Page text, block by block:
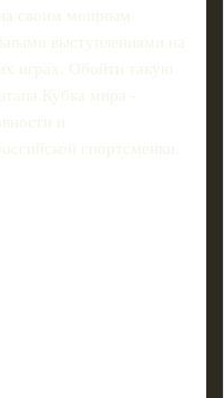
своим мощным
выступлениями на
играх. Обойти такую
Кубка мира -
и
спортсменки.